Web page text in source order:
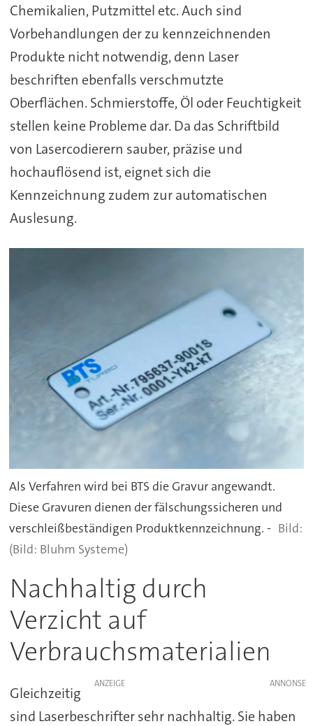
Chemikalien, Putzmittel etc. Auch sind
Vorbehandlungen der zu kennzeichnenden
Produkte nicht notwendig, denn Laser
beschriften ebenfalls verschmutzte
Oberflächen. Schmierstoffe, Öl oder Feuchtigkeit
stellen keine Probleme dar. Da das Schriftbild
von Lasercodierern sauber, präzise und
hochauflösend ist, eignet sich die
Kennzeichnung zudem zur automatischen
Auslesung.
Als Verfahren wird bei BTS die Gravur angewandt.
Diese Gravuren dienen der fälschungssicheren und
verschleißbeständigen Produktkennzeichnung. -
(Bild: Bluhm Systeme)
Nachhaltig durch
Verzicht auf
Verbrauchsmaterialien
ANZEIGE
Gleichzeitig
sind Laserbeschrifter sehr nachhaltig. Sie haben